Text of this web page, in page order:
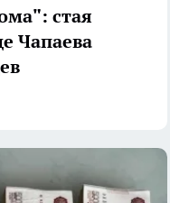
стая
Чапаева